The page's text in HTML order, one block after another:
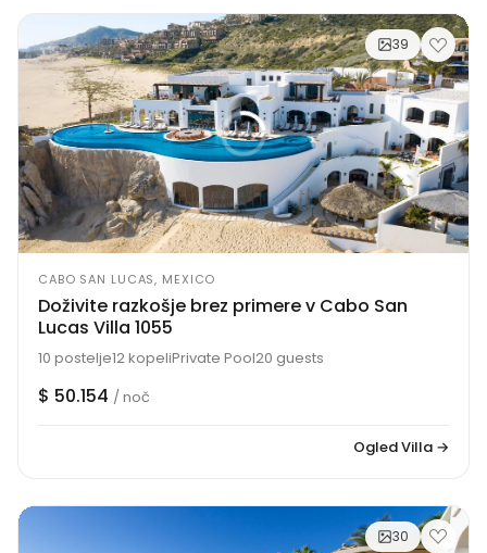
39
CABO SAN LUCAS, MEXICO
Doživite razkošje brez primere v Cabo San
Lucas Villa 1055
10 postelje12 kopeliPrivate Pool20 guests
$ 50.154 / noč
Ogled Villa →
30